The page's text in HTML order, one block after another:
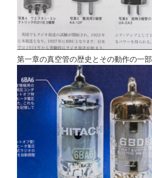
第一章の真空管の歴史とその動作の一部